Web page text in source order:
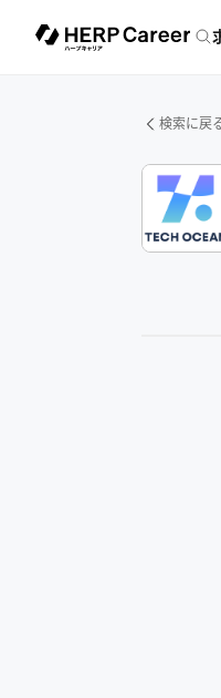
検索に戻